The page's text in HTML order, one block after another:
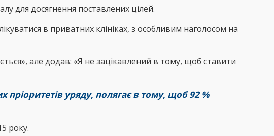
для досягнення поставлених цілей.
в приватних клініках, з особливим наголосом на
але додав: «Я не зацікавлений в тому, щоб ставити
уряду, полягає в тому, щоб 92 %
року.